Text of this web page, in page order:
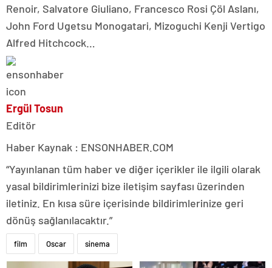
Renoir, Salvatore Giuliano, Francesco Rosi Çöl Aslanı,
John Ford Ugetsu Monogatari, Mizoguchi Kenji Vertigo
Alfred Hitchcock…
Ergül Tosun
Editör
Haber Kaynak : ENSONHABER.COM
“Yayınlanan tüm haber ve diğer içerikler ile ilgili olarak
yasal bildirimlerinizi bize iletişim sayfası üzerinden
iletiniz. En kısa süre içerisinde bildirimlerinize geri
dönüş sağlanılacaktır.”
film Oscar sinema